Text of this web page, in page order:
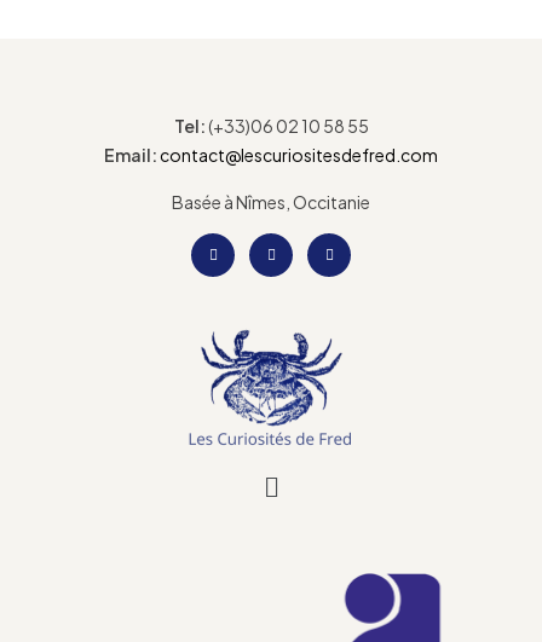
Tel:(+33)06 02 10 58 55
Email:contact@lescuriositesdefred.com
Basée à Nîmes, Occitanie